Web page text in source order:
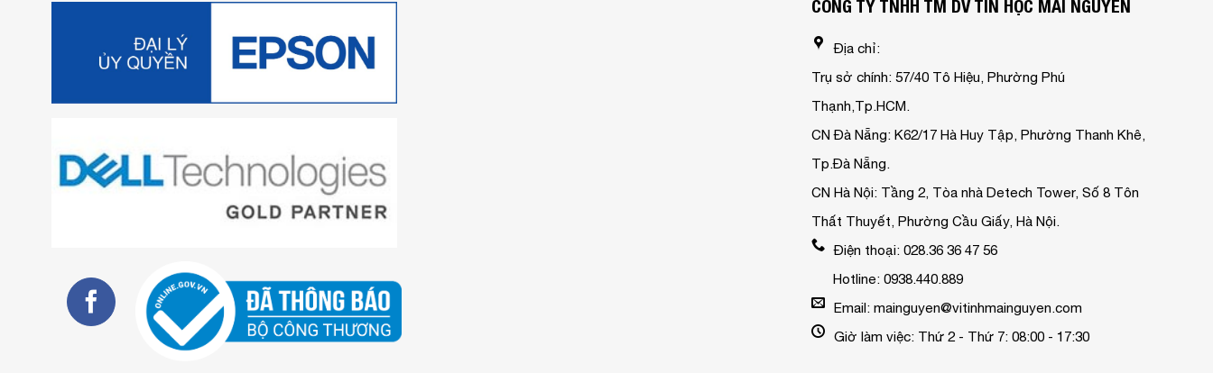
CÔNG TY TNHH TM DV TIN HỌC MAI NGUYỄN
Địa chỉ:
Trụ sở chính: 57/40 Tô Hiệu, Phường Phú
Thạnh,Tp.HCM.
CN Đà Nẵng: K62/17 Hà Huy Tập, Phường Thanh Khê,
Tp.Đà Nẵng.
CN Hà Nội: Tầng 2, Tòa nhà Detech Tower, Số 8 Tôn
Thất Thuyết, Phường Cầu Giấy, Hà Nội.
Điện thoại: 028.36 36 47 56
Hotline: 0938.440.889
Email: mainguyen@vitinhmainguyen.com
Giờ làm việc: Thứ 2 - Thứ 7: 08:00 - 17:30